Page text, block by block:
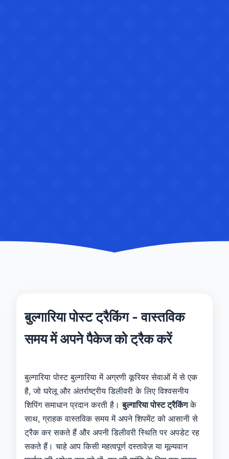
बुल्गारिया पोस्ट ट्रैकिंग - वास्तविक
समय में अपने पैकेज को ट्रैक करें
बुल्गारिया पोस्ट बुल्गारिया में अग्रणी कूरियर सेवाओं में से एक
है, जो घरेलू और अंतर्राष्ट्रीय डिलीवरी के लिए विश्वसनीय
शिपिंग समाधान प्रदान करती है।बुल्गारिया पोस्ट ट्रैकिंगके
साथ, ग्राहक वास्तविक समय में अपने शिपमेंट को आसानी से
ट्रैक कर सकते हैं और अपनी डिलीवरी स्थिति पर अपडेट रह
सकते हैं। चाहे आप किसी महत्वपूर्ण दस्तावेज़ या मूल्यवान